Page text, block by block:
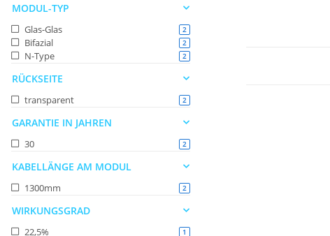
MODUL-TYP
Glas-Glas 2 Artikel gefunden
Bifazial 2 Artikel gefunden
N-Type 2 Artikel gefunden
RÜCKSEITE
transparent 2 Artikel gefunden
GARANTIE IN JAHREN
30 2 Artikel gefunden
KABELLÄNGE AM MODUL
1300mm 2 Artikel gefunden
WIRKUNGSGRAD
22,5% 1 Artikel gefunden